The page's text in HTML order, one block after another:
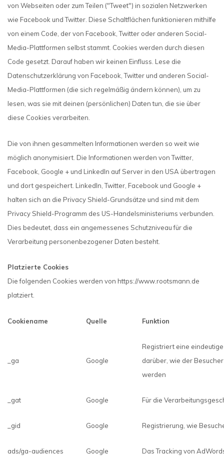
von Webseiten oder zum Teilen ("Tweet") in sozialen Netzwerken
wie Facebook und Twitter. Diese Schaltflächen funktionieren mithilfe
von einem Code, der von Facebook, Twitter oder anderen Social-
Media-Plattformen selbst stammt. Cookies werden durch diesen
Code gesetzt. Darauf haben wir keinen Einfluss. Lese die
Datenschutzerklärung von Facebook, Twitter und anderen Social-
Media-Plattformen (die sich regelmäßig ändern können), um zu
lesen, was sie mit deinen (persönlichen) Daten tun, die sie über
diese Cookies verarbeiten.
Die von ihnen gesammelten Informationen werden so weit wie
möglich anonymisiert. Die Informationen werden von Twitter,
Facebook, Google + und LinkedIn auf Server in den USA übertragen
und dort gespeichert. LinkedIn, Twitter, Facebook und Google +
halten sich an die Privacy Shield-Grundsätze und sind mit dem
Privacy Shield-Programm des US-Handelsministeriums verbunden.
Dies bedeutet, dass ein angemessenes Schutzniveau für die
Verarbeitung personenbezogener Daten besteht.
Platzierte Cookies
Die folgenden Cookies werden von https://www.rootsmann.de
platziert.
Cookiename Quelle Funktion
_ga Google
Registriert eine
darüber, wie der
werden
_gat Google Für die
_gid Google Registrierung, wie
ads/ga-audiences Google Das Tracking von